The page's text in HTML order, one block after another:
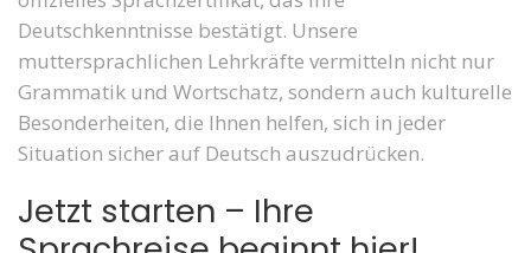
Deutschkenntnisse bestätigt. Unsere
muttersprachlichen Lehrkräfte vermitteln nicht nur
Grammatik und Wortschatz, sondern auch kulturelle
Besonderheiten, die Ihnen helfen, sich in jeder
Situation sicher auf Deutsch auszudrücken.
Jetzt starten – Ihre